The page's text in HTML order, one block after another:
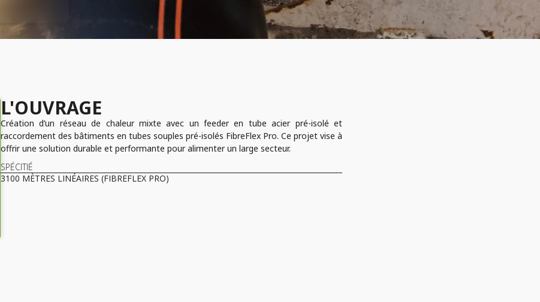
L'OUVRAGE
Création d’un réseau de chaleur mixte avec un feeder en tube acier pré-isolé et
raccordement des bâtiments en tubes souples pré-isolés FibreFlex Pro. Ce projet vise à
offrir une solution durable et performante pour alimenter un large secteur.
SPÉCITIÉ
3100 MÈTRES LINÉAIRES (FIBREFLEX PRO)